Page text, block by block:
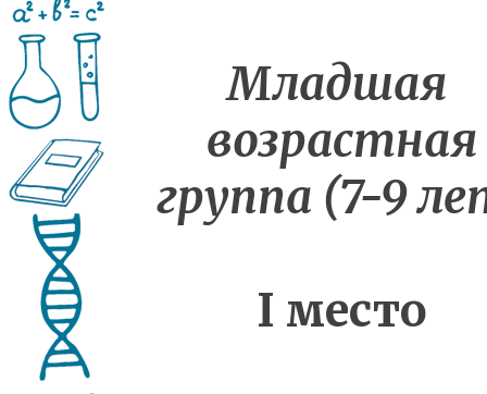
Младшая
возрастная
группа (7-9
I место